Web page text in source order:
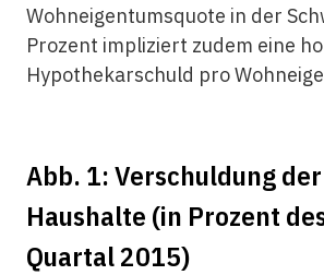
Wohneigentumsquote in der
Prozent impliziert zudem eine
Hypothekarschuld pro
Abb. 1: Verschuldung
Haushalte (in Prozent
Quartal 2015)